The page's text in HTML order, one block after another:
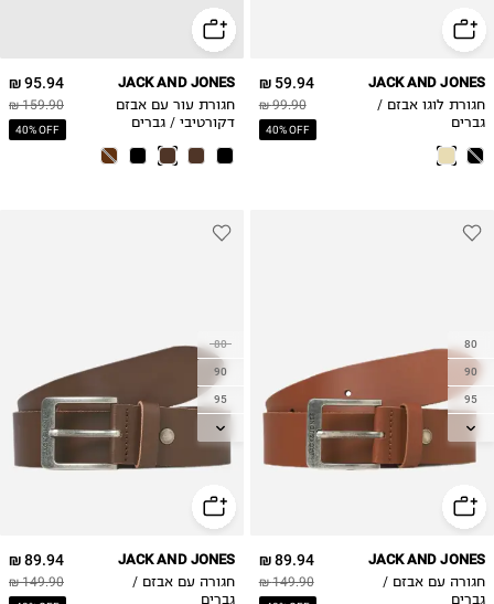
59.94 ₪
99.90 ₪
40% OFF
JACK AND JONES
חגורת לוגו אבזם /
גברים
95.94 ₪
159.90 ₪
40% OFF
JACK AND JONES
חגורת עור עם אבזם
דקורטיבי / גברים
80
90
95
105
89.94 ₪
149.90 ₪
JACK AND JONES
חגורה עם אבזם /
גברים
80
90
95
105
89.94 ₪
149.90 ₪
JACK AND JONES
חגורה עם אבזם /
גברים